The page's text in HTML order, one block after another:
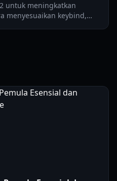
untuk meningkatkan
menyesuaikan keybind,